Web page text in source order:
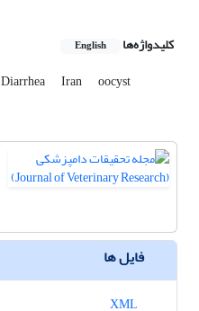
کلیدواژه‌ها English
Diarrhea Iran oocyst
فایل ها